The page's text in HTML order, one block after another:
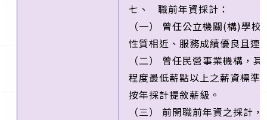
七、 職前年資採計：
（一） 曾任公立機關(構)學
性質相近、服務成績優良且連
（二） 曾任民營事業機構，
程度最低薪點以上之薪資標準
按年採計提敘薪級。
（三） 前開職前年資之採計